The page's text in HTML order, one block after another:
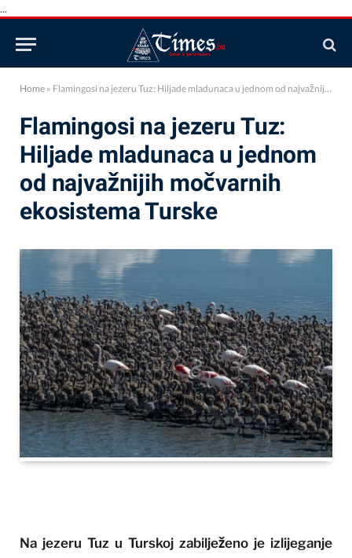
...
Home » Flamingosi na jezeru Tuz: Hiljade mladunaca u jednom od najvažnijih močvarnih ekosistema Turske
Flamingosi na jezeru Tuz:
Hiljade mladunaca u jednom
od najvažnijih močvarnih
ekosistema Turske
Na jezeru Tuz u Turskoj zabilježeno je izlijeganje